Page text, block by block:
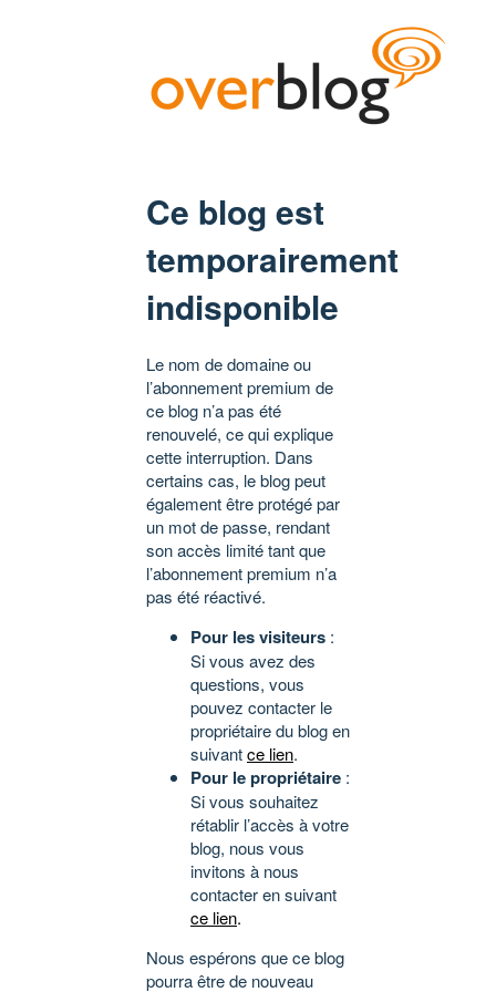
Ce blog est
temporairement
indisponible
Le nom de domaine ou
l’abonnement premium de
ce blog n’a pas été
renouvelé, ce qui explique
cette interruption. Dans
certains cas, le blog peut
également être protégé par
un mot de passe, rendant
son accès limité tant que
l’abonnement premium n’a
pas été réactivé.
Pour les visiteurs :
Si vous avez des
questions, vous
pouvez contacter le
propriétaire du blog en
suivantce lien.
Pour le propriétaire :
Si vous souhaitez
rétablir l’accès à votre
blog, nous vous
invitons à nous
contacter en suivant
ce lien.
Nous espérons que ce blog
pourra être de nouveau